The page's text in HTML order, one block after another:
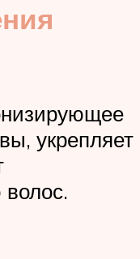
укрепляет
волос.